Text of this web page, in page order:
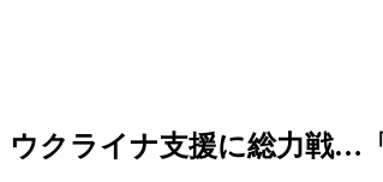
ウクライナ支援に総力戦…